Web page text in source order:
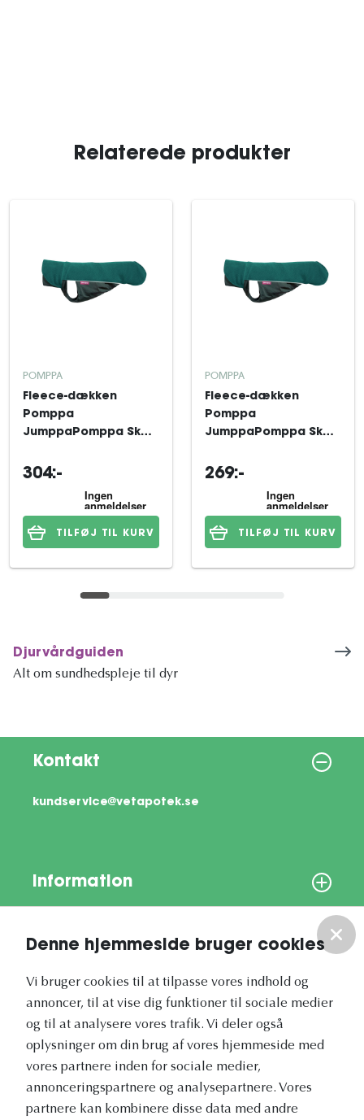
Denne hjemmeside bruger cookies
Vi bruger cookies til at tilpasse vores indhold og
annoncer, til at vise dig funktioner til sociale medier
og til at analysere vores trafik. Vi deler også
oplysninger om din brug af vores hjemmeside med
vores partnere inden for sociale medier,
annonceringspartnere og analysepartnere. Vores
partnere kan kombinere disse data med andre
Relaterede produkter
POMPPA
Fleece-dækken
Pomppa
JumppaPomppa Skog
304:-
TILFØJ TIL KURV
POMPPA
Fleece-dækken
Pomppa
JumppaPomppa Skog
269:-
TILFØJ TIL KURV
Djurvårdguiden
Alt om sundhedspleje til dyr
Kontakt
kundservice@vetapotek.se
Information
Vores nyhedsbrev
Vetapotek.dk er en del af
Evidensia